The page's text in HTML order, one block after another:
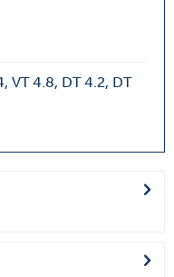
VT 4.8, DT 4.2, DT